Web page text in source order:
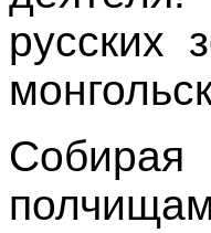
русских